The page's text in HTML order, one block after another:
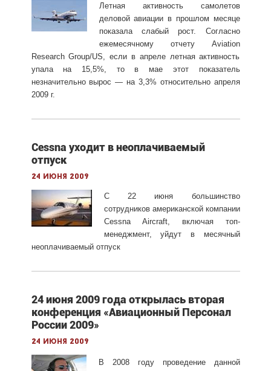
Летная активность самолетов
деловой авиации в прошлом месяце
показала слабый рост. Согласно
ежемесячному отчету Aviation
Research Group/US, если в апреле летная активность
упала на 15,5%, то в мае этот показатель
незначительно вырос — на 3,3% относительно апреля
2009 г.
Cessna уходит в неоплачиваемый
отпуск
24 июня 2009
С 22 июня большинство
сотрудников американской компании
Cessna Aircraft, включая топ-
менеджмент, уйдут в месячный
неоплачиваемый отпуск
24 июня 2009 года открылась вторая
конференция «Авиационный Персонал
России 2009»
24 июня 2009
В 2008 году проведение данной